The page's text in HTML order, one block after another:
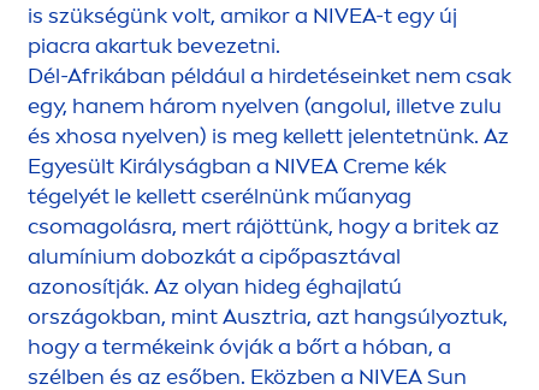
is szükségünk volt, amikor a NIVEA-t egy új
piacra akartuk bevezetni.
Dél-Afrikában például a hirdetéseinket nem csak
egy, hanem három nyelven (angolul, illetve zulu
és xhosa nyelven) is meg kellett jelentetnünk. Az
Egyesült Királyságban a NIVEA Creme kék
tégelyét le kellett cserélnünk műanyag
csomagolásra, mert rájöttünk, hogy a britek az
alumínium dobozkát a cipőpasztával
azonosítják. Az olyan hideg éghajlatú
országokban, mint Ausztria, azt hangsúlyoztuk,
hogy a termékeink óvják a bőrt a hóban, a
szélben és az esőben. Eközben a NIVEASun